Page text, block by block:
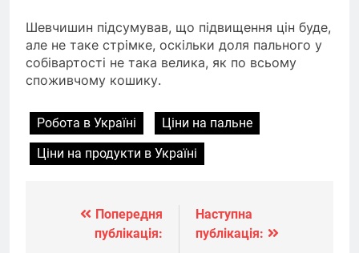
Шевчишин підсумував, що підвищення цін буде,
але не таке стрімке, оскільки доля пального у
собівартості не така велика, як по всьому
споживчому кошику.
Робота в Україні
Ціни на пальне
Ціни на продукти в Україні
Навігація
записів
Попередня
публікація:
Наступна
публікація: